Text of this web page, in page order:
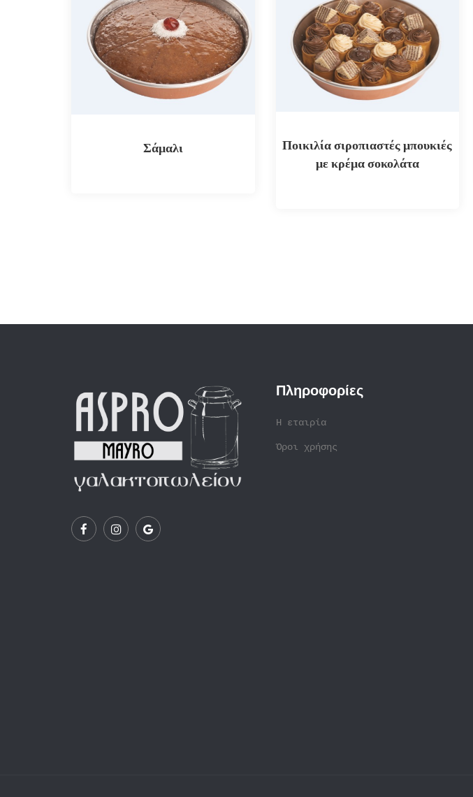
Σάμαλι
Ποικιλία σιροπιαστές μπουκιές
με κρέμα σοκολάτα
Πληροφορίες
Η εταιρία
Όροι χρήσης